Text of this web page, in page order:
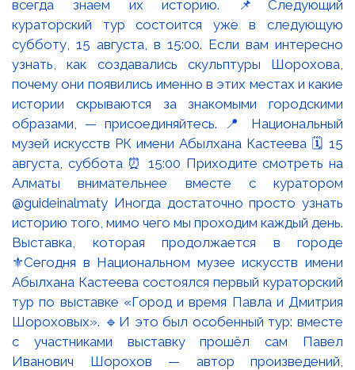
Выставка, которая продолжается в городе
⚜️Сегодня в Национальном музее искусств имени
Абылхана Кастеева состоялся первый кураторский
тур по выставке «Город и время Павла и Дмитрия
Шороховых». 🔹И это был особенный тур: вместе
с участниками выставку прошёл сам Павел
Иванович Шорохов — автор произведений,